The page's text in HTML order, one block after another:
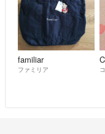
familiar
ファミリア